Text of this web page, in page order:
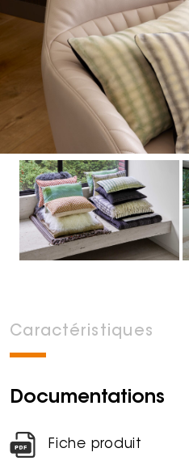
Caractéristiques
Documentations
Fiche produit